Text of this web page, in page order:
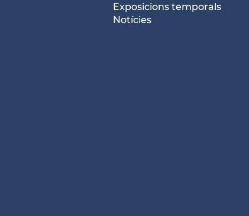
Exposicions temporals
Notícies